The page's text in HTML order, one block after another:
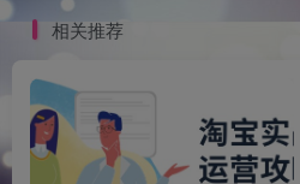
相关推荐